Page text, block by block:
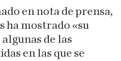
en nota de prensa,
ha mostrado «su
de las
en las que se